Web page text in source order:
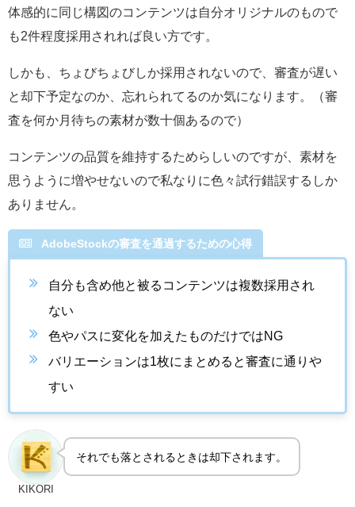
体感的に同じ構図のコンテンツは自分オリジナルのもので
も2件程度採用されれば良い方です。
しかも、ちょびちょびしか採用されないので、審査が遅い
と却下予定なのか、忘れられてるのか気になります。（審
査を何か月待ちの素材が数十個あるので）
コンテンツの品質を維持するためらしいのですが、素材を
思うように増やせないので私なりに色々試行錯誤するしか
ありません。
AdobeStockの審査を通過するための心得
自分も含め他と被るコンテンツは複数採用され
ない
色やパスに変化を加えたものだけではNG
バリエーションは1枚にまとめると審査に通りや
すい
KIKORI
それでも落とされるときは却下されます。